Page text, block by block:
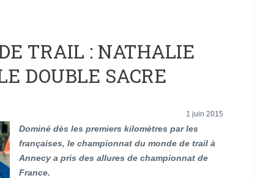
TRAIL : NATHALIE
DOUBLE SACRE
1 juin 2015
Dominé dès les premiers kilomètres par les
françaises, le championnat du monde de trail à
Annecy a pris des allures de championnat de
France.